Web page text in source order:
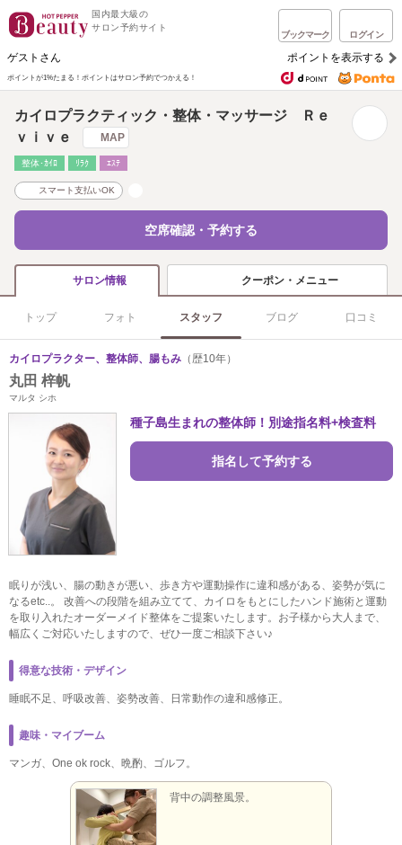
国内最大級の
サロン予約サイト
ブックマーク ログイン
ゲストさん ポイントを表示する
ポイントが1%たまる！ ポイントはサロン予約でつかえる！
カイロプラクティック・整体・マッサージ Ｒｅ
ｖｉｖｅ
MAP
整体･ｶｲﾛ ﾘﾗｸ ｴｽﾃ
スマート支払いOK
空席確認・予約する
サロン情報 クーポン・メニュー
トップ フォト スタッフ ブログ 口コミ
カイロプラクター、整体師、腸もみ （歴10年）
丸田 梓帆
マルタ シホ
種子島生まれの整体師！別途指名料+検査料
指名して予約する
眠りが浅い、腸の動きが悪い、歩き方や運動操作に違和感がある、姿勢が気に
なるetc..。 改善への段階を組み立てて、カイロをもとにしたハンド施術と運動
を取り入れたオーダーメイド整体をご提案いたします。お子様から大人まで、
幅広くご対応いたしますので、ぜひ一度ご相談下さい♪
得意な技術・デザイン
睡眠不足、呼吸改善、姿勢改善、日常動作の違和感修正。
趣味・マイブーム
マンガ、One ok rock、晩酌、ゴルフ。
背中の調整風景。